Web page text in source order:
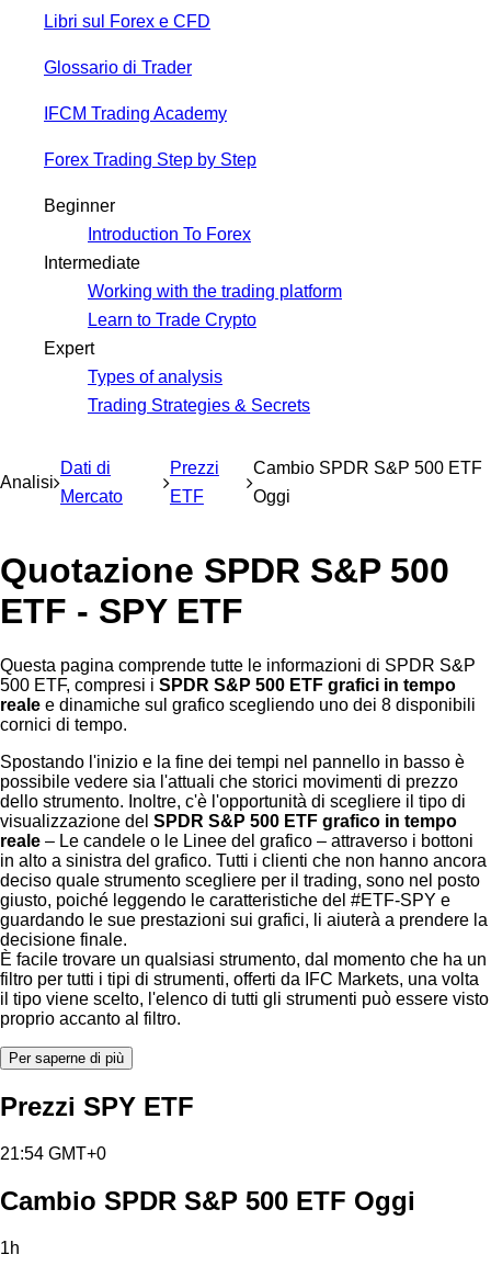
Libri sul Forex e CFD
Glossario di Trader
IFCM Trading Academy
Forex Trading Step by Step
Beginner
Introduction To Forex
Intermediate
Working with the trading platform
Learn to Trade Crypto
Expert
Types of analysis
Trading Strategies & Secrets
Analisi
Dati di
Mercato
Prezzi
ETF
Cambio SPDR S&P 500 ETF
Oggi
Quotazione SPDR S&P 500
ETF - SPY ETF
Questa pagina comprende tutte le informazioni di SPDR S&P
500 ETF, compresi i SPDR S&P 500 ETF grafici in tempo
reale e dinamiche sul grafico scegliendo uno dei 8 disponibili
cornici di tempo.
Spostando l'inizio e la fine dei tempi nel pannello in basso è
possibile vedere sia l'attuali che storici movimenti di prezzo
dello strumento. Inoltre, c'è l'opportunità di scegliere il tipo di
visualizzazione del SPDR S&P 500 ETF grafico in tempo
reale – Le candele o le Linee del grafico – attraverso i bottoni
in alto a sinistra del grafico. Tutti i clienti che non hanno ancora
deciso quale strumento scegliere per il trading, sono nel posto
giusto, poiché leggendo le caratteristiche del #ETF-SPY e
guardando le sue prestazioni sui grafici, li aiuterà a prendere la
decisione finale.
È facile trovare un qualsiasi strumento, dal momento che ha un
filtro per tutti i tipi di strumenti, offerti da IFC Markets, una volta
il tipo viene scelto, l'elenco di tutti gli strumenti può essere visto
proprio accanto al filtro.
Per saperne di più
Prezzi SPY ETF
21:54 GMT+0
Cambio SPDR S&P 500 ETF Oggi
1h